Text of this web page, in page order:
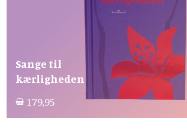
Sange til
kærligheden
179,95